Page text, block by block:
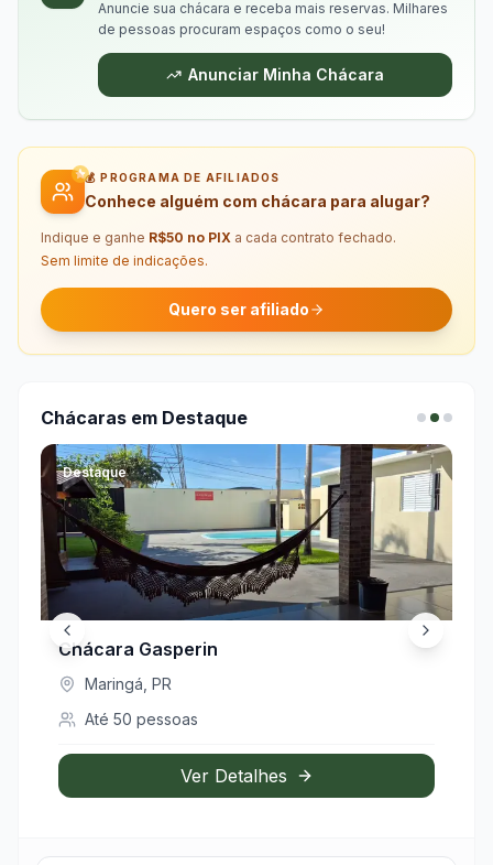
Anuncie sua chácara e receba mais reservas. Milhares
de pessoas procuram espaços como o seu!
Anunciar Minha Chácara
💰 PROGRAMA DE AFILIADOS
Conhece alguém com chácara para alugar?
Indique e ganhe R$50 no PIX a cada contrato fechado.
Sem limite de indicações.
Quero ser afiliado
Chácaras em Destaque
Destaque
Chácara Gasperin
Maringá PR
Até 50 pessoas
Ver Detalhes